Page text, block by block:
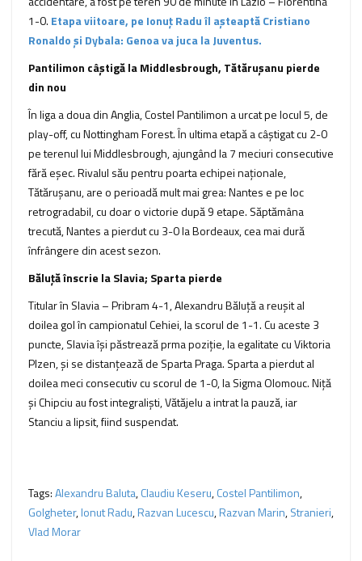
1-0. Etapa viitoare, pe Ionuț Radu îl așteaptă Cristiano
Ronaldo și Dybala: Genoa va juca la Juventus.
Pantilimon câștigă la Middlesbrough, Tătărușanu pierde
din nou
În liga a doua din Anglia, Costel Pantilimon a urcat pe locul 5, de
play-off, cu Nottingham Forest. În ultima etapă a câștigat cu 2-0
pe terenul lui Middlesbrough, ajungând la 7 meciuri consecutive
fără eșec. Rivalul său pentru poarta echipei naționale,
Tătărușanu, are o perioadă mult mai grea: Nantes e pe loc
retrogradabil, cu doar o victorie după 9 etape. Săptămâna
trecută, Nantes a pierdut cu 3-0 la Bordeaux, cea mai dură
înfrângere din acest sezon.
Băluță înscrie la Slavia; Sparta pierde
Titular în Slavia – Pribram 4-1, Alexandru Băluță a reușit al
doilea gol în campionatul Cehiei, la scorul de 1-1. Cu aceste 3
puncte, Slavia își păstrează prma poziție, la egalitate cu Viktoria
Plzen, și se distanțează de Sparta Praga. Sparta a pierdut al
doilea meci consecutiv cu scorul de 1-0, la Sigma Olomouc. Niță
și Chipciu au fost integraliști, Vătăjelu a intrat la pauză, iar
Stanciu a lipsit, fiind suspendat.
Tags:Alexandru Baluta,Claudiu Keseru,Costel Pantilimon,
Golgheter,Ionut Radu,Razvan Lucescu,Razvan Marin,Stranieri,
Vlad Morar